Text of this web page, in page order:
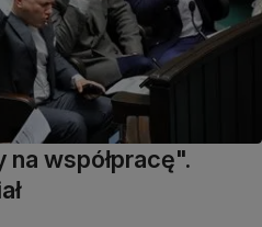
współpracę".